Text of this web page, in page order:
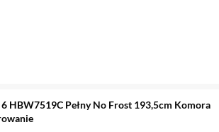
HBW7519C Pełny No Frost 193,5cm Komora